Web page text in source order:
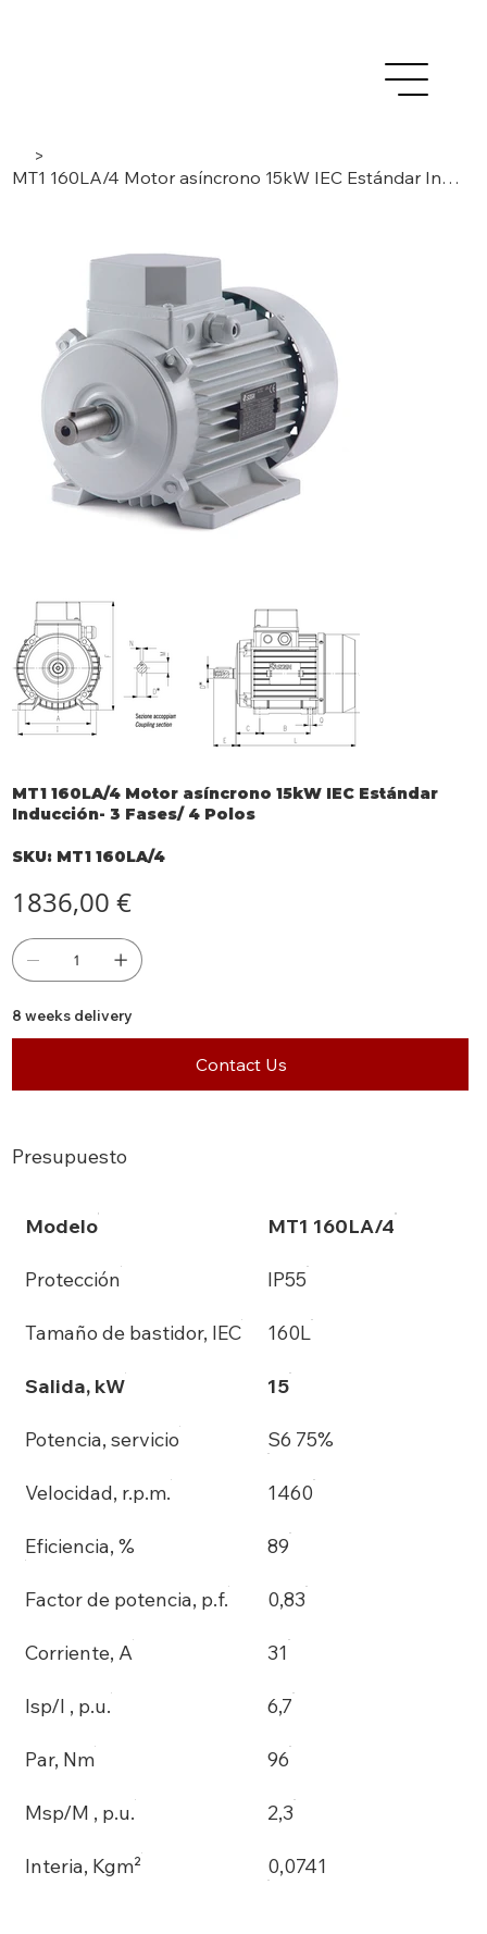
>
MT1 160LA/4 Motor asíncrono 15kW IEC Estándar Inducción- 3 Fases/ 4 Polos
MT1 160LA/4 Motor asíncrono 15kW IEC Estándar
Inducción- 3 Fases/ 4 Polos
SKU: SKU
MT1
MT1 160LA/4
1836,00 €
8 weeks delivery
Contact Us
Presupuesto
Modelo MT1 160LA/4
Protección IP55
Tamaño de bastidor, IEC 160L
Salida, kW 15
Potencia, servicio S6 75%
Velocidad, r.p.m. 1460
Eficiencia, % 89
Factor de potencia, p.f. 0,83
Corriente, A 31
Isp/I , p.u. 6,7
Par, Nm 96
Msp/M , p.u. 2,3
Interia, Kgm² 0,0741